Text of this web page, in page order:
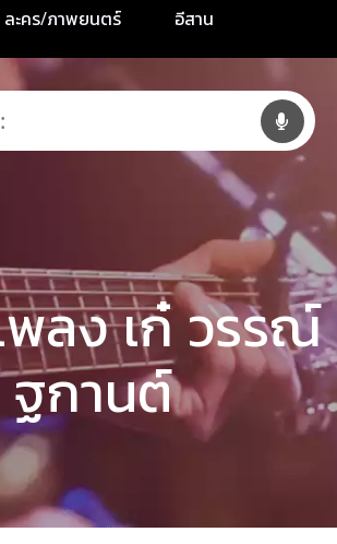
ละคร/ภาพยนตร์ อีสาน
ลง เก๋ วรรณ์
ฐกานต์